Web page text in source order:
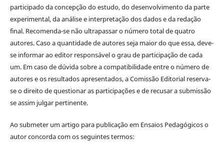
participado da concepção do estudo, do desenvolvimento da parte
experimental, da análise e interpretação dos dados e da redação
final. Recomenda-se não ultrapassar o número total de quatro
autores. Caso a quantidade de autores seja maior do que essa, deve-
se informar ao editor responsável o grau de participação de cada
um. Em caso de dúvida sobre a compatibilidade entre o número de
autores e os resultados apresentados, a Comissão Editorial reserva-
se o direito de questionar as participações e de recusar a submissão
se assim julgar pertinente.
Ao submeter um artigo para publicação em Ensaios Pedagógicos o
autor concorda com os seguintes termos: